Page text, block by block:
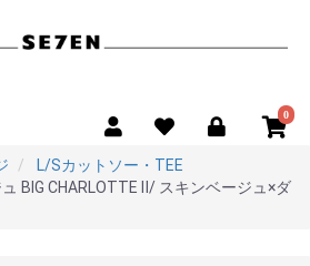
0
L/Sカットソー・TEE
BIG CHARLOTTE Ⅱ/ スキンベージュ×ダ